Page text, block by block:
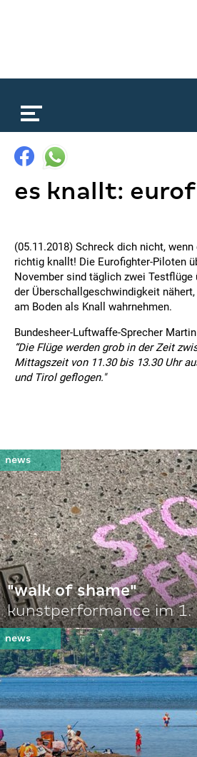
es knallt:
(05.11.2018) Schreck dich nicht,
richtig knallt! Die Eurofighter-Piloten
November sind täglich zwei
der Überschallgeschwindigkeit
am Boden als Knall wahrnehmen.
Bundesheer-Luftwaffe-Sprecher
“Die Flüge werden grob in der Zeit
Mittagszeit von 11.30 bis 13.30 Uhr
und Tirol geflogen."
"walk of shame"
kunstperformance im 1.